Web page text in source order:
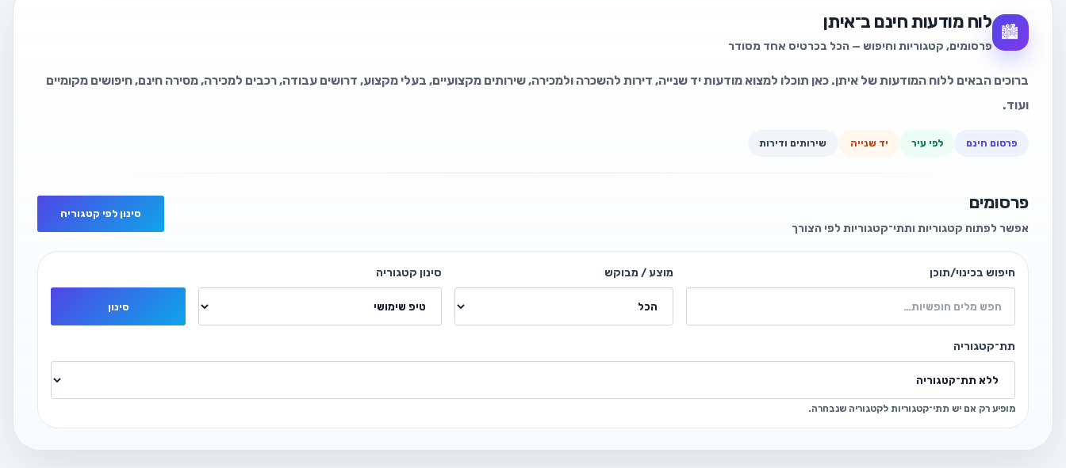
🏙️
לוח מודעות חינם ב־איתן
פרסומים, קטגוריות וחיפוש — הכל בכרטיס אחד מסודר
ברוכים הבאים ללוח המודעות של איתן. כאן תוכלו למצוא מודעות יד שנייה, דירות להשכרה ולמכירה, שירותים מקצועיים, בעלי מקצוע, דרושים עבודה, רכבים למכירה, מסירה חינם, חיפושים מקומיים
ועוד.
פרסום חינם לפי עיר יד שנייה שירותים ודירות
פרסומים
אפשר לפתוח קטגוריות ותתי־קטגוריות לפי הצורך
סינון לפי קטגוריה
חיפוש בכינוי/תוכן מוצע / מבוקש סינון קטגוריה
סינון
תת־קטגוריה
מופיע רק אם יש תתי־קטגוריות לקטגוריה שנבחרה.